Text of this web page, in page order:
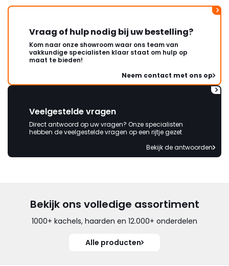
Vraag of hulp nodig bij uw bestelling?
Kom naar onze showroom waar ons team van
vakkundige specialisten klaar staat om hulp op
maat te bieden!
Neem contact met ons op
Veelgestelde vragen
Direct antwoord op uw vragen? Onze specialisten
hebben de veelgestelde vragen op een rijtje gezet
Bekijk de antwoorden
Bekijk ons volledige assortiment
1000+ kachels, haarden en 12.000+ onderdelen
Alle producten